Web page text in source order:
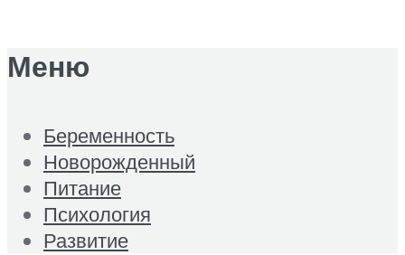
Меню
Беременность
Новорожденный
Питание
Психология
Развитие